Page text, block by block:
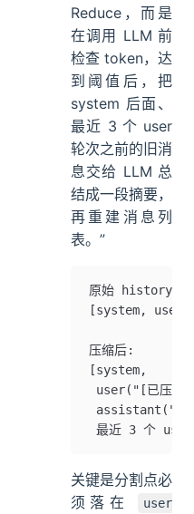
Reduce，而是
在调用 LLM 前
检查 token，达
到阈值后，把
system 后面、
最近 3 个 user
轮次之前的旧消
息交给 LLM 总
结成一段摘要，
再重建消息列
表。”
原始 history:
[system,
压缩后:
[system,
user("[已压缩
assistant("好的
最近 3 个 user
关键是分割点必
须落在
user